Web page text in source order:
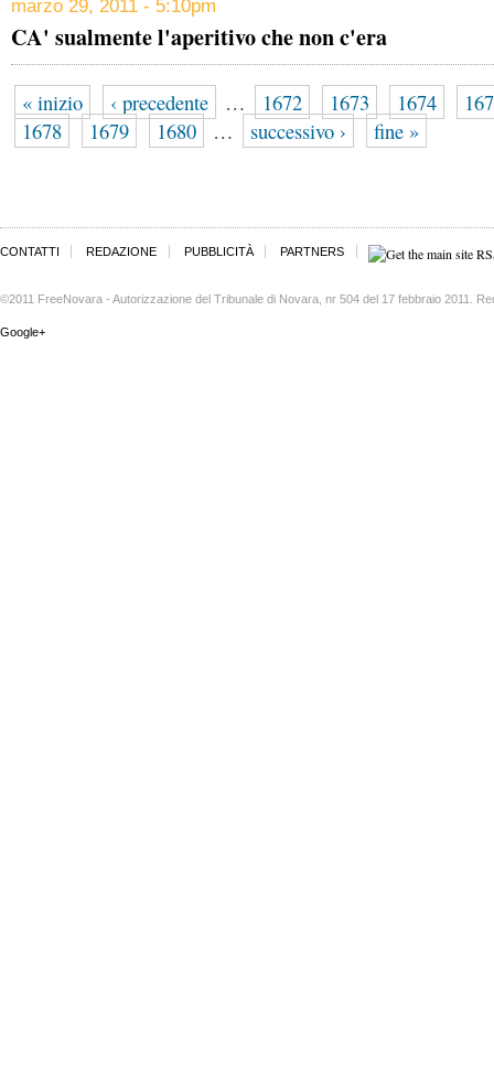
marzo 29, 2011 - 5:10pm
CA' sualmente l'aperitivo che non c'era
« inizio ‹ precedente … 1672 1673 1674
1678
1679 1680 … successivo › fine »
CONTATTI REDAZIONE PUBBLICITÀ PARTNERS
©2011 FreeNovara - Autorizzazione del Tribunale di Novara, nr 504 del 17 febbraio 2011.
Google+